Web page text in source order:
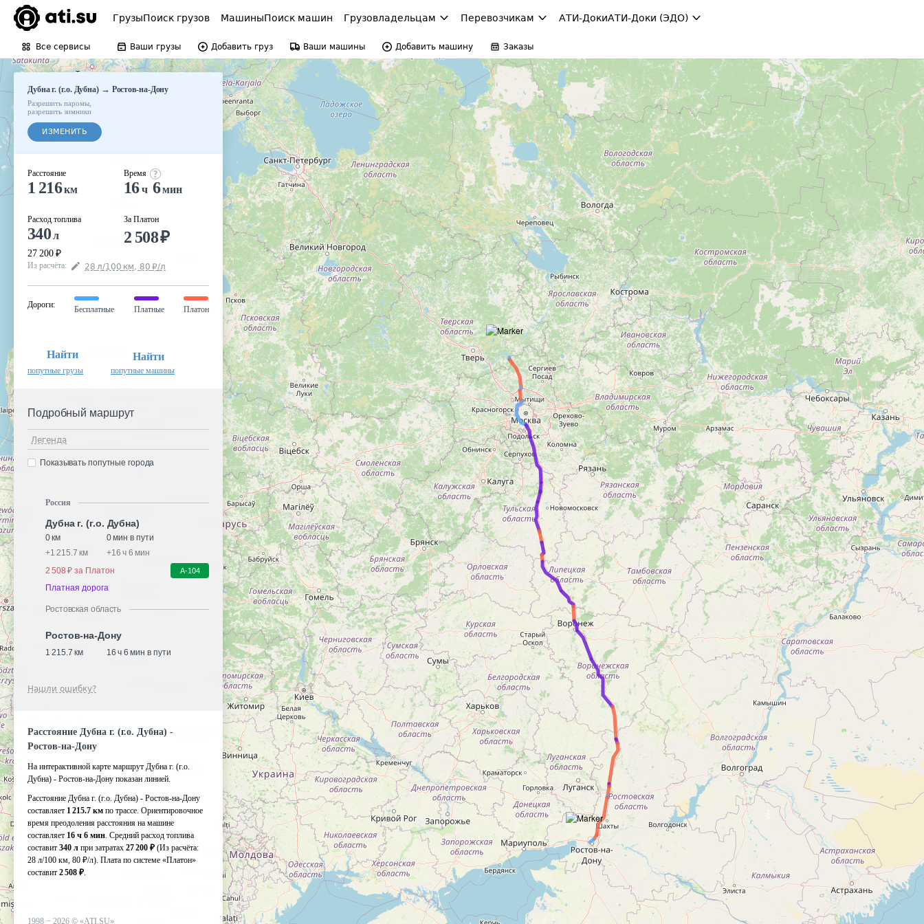
ГрузыПоиск грузов МашиныПоиск машин Грузовладельцам Перевозчикам АТИ-ДокиАТИ-Доки (ЭДО)
Все сервисы Ваши грузы Добавить груз Ваши машины Добавить машину Заказы
Дубна г. (г.о. Дубна)→ Ростов-на-Дону
Разрешить паромы
разрешить зимники
ИЗМЕНИТЬ
Расстояние
1 216км
Расход топлива
340л
27 200 ₽
Время
16ч 6мин
За Платон
2 508₽
Из расчёта: 28 л/100 км, 80 ₽/л
Дороги:
Бесплатные Платные Платон
Найти
попутные грузы
Найти
попутные машины
Подробный маршрут
Легенда
Показывать попутные города
Россия
Дубна г. (г.о. Дубна)
0 км
0 мин в пути
+1 215.7 км +16 ч 6 мин
2 508 ₽ за Платон
А-104
Платная дорога
Ростовская область
Ростов-на-Дону
1 215.7 км 16 ч 6 мин в пути
Нашли ошибку?
Расстояние Дубна г. (г.о. Дубна) -
Ростов-на-Дону
На интерактивной карте маршрут Дубна г. (г.о.
Дубна) - Ростов-на-Дону показан линией.
Расстояние Дубна г. (г.о. Дубна) - Ростов-на-Дону
составляет 1 215.7 км по трассе. Ориентировочное
время преодоления расстояния на машине
составляет 16 ч 6 мин. Средний расход топлива
составит 340 л при затратах 27 200 ₽ (Из расчёта:
28 л/100 км, 80 ₽/л). Плата по системе «Платон»
составит 2 508 ₽.
1998 − 2026 © «ATI.SU»